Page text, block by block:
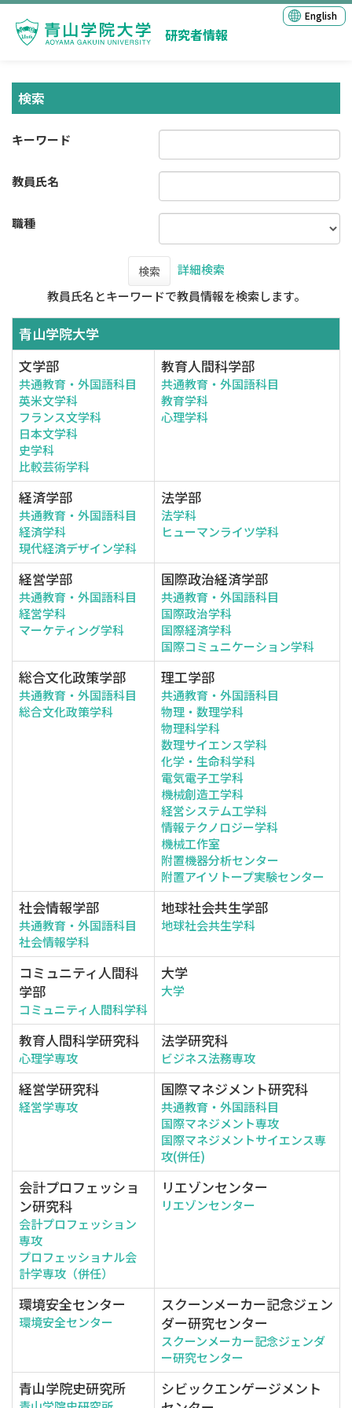
研究者情報
English
検索
キーワード
教員氏名
職種
検索
詳細検索
教員氏名とキーワードで教員情報を検索します。
青山学院大学
文学部
共通教育・外国語科目
英米文学科
フランス文学科
日本文学科
史学科
比較芸術学科
教育人間科学部
共通教育・外国語科目
教育学科
心理学科
経済学部
共通教育・外国語科目
経済学科
現代経済デザイン学科
法学部
法学科
ヒューマンライツ学科
経営学部
共通教育・外国語科目
経営学科
マーケティング学科
国際政治経済学部
共通教育・外国語科目
国際政治学科
国際経済学科
国際コミュニケーション学科
総合文化政策学部
共通教育・外国語科目
総合文化政策学科
理工学部
共通教育・外国語科目
物理・数理学科
物理科学科
数理サイエンス学科
化学・生命科学科
電気電子工学科
機械創造工学科
経営システム工学科
情報テクノロジー学科
機械工作室
附置機器分析センター
附置アイソトープ実験センター
社会情報学部
共通教育・外国語科目
社会情報学科
地球社会共生学部
地球社会共生学科
コミュニティ人間科
学部
コミュニティ人間科学科
大学
大学
教育人間科学研究科
心理学専攻
法学研究科
ビジネス法務専攻
経営学研究科
経営学専攻
国際マネジメント研究科
共通教育・外国語科目
国際マネジメント専攻
国際マネジメントサイエンス専
攻(併任)
会計プロフェッショ
ン研究科
会計プロフェッション
専攻
プロフェッショナル会
計学専攻（併任）
リエゾンセンター
リエゾンセンター
環境安全センター
環境安全センター
スクーンメーカー記念ジェン
ダー研究センター
スクーンメーカー記念ジェンダ
ー研究センター
青山学院史研究所
シビックエンゲージメント